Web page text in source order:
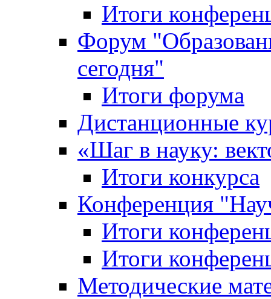
Итоги
Форум
сегодня"
Итоги форума
Дистанционные
«Шаг в науку:
Итоги конкурса
Конференция
Итоги
Итоги
Методические